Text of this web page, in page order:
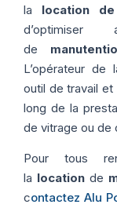
la location
de
L’opérateur de
outil de travail et
long de la
de vitrage ou de
Pour tous
la location de
contactez Alu